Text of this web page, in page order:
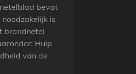
bevat
is
brandnetel
Hulp
van de